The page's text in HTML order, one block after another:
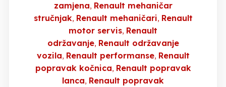
zamjena Renault mehaničar
stručnjak Renault mehaničari Renault
motor servis Renault
održavanje Renault održavanje
vozila Renault performanse Renault
popravak kočnica Renault popravak
lanca Renault popravak